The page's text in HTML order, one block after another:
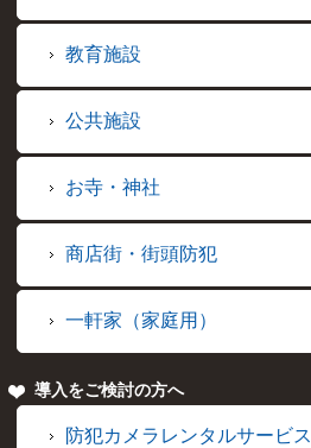
教育施設
公共施設
お寺・神社
商店街・街頭防犯
一軒家（家庭用）
導入をご検討の方へ
防犯カメラレンタルサービス